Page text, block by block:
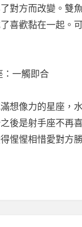
對方而改變。雙
喜歡黏在一起。
一觸即合
像力的星座，水
後是射手座不再
惺惺相惜愛對方